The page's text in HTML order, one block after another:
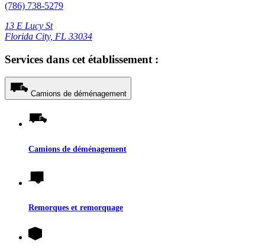
(786) 738-5279
13 E Lucy St
Florida City, FL 33034
Services dans cet établissement :
Camions de déménagement
Camions de déménagement
Remorques et remorquage